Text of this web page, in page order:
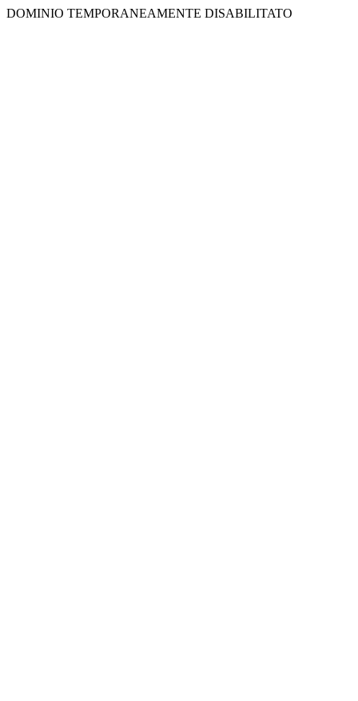
DOMINIO TEMPORANEAMENTE DISABILITATO